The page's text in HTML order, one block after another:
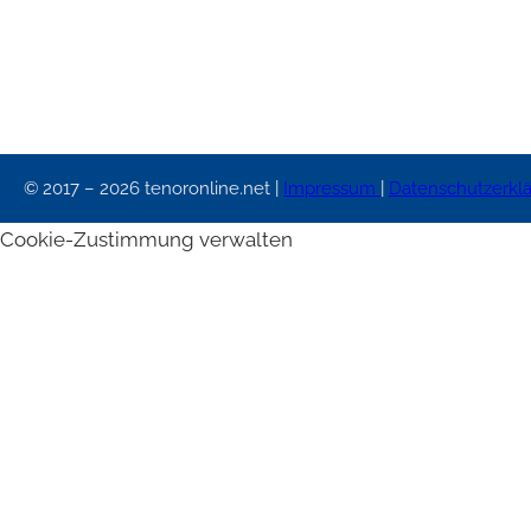
© 2017 – 2026 tenoronline.net | Impressum
Cookie-Zustimmung verwalten